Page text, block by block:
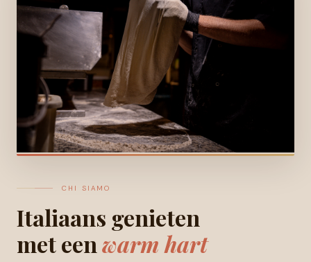
CHI SIAMO
Italiaans genieten
met eenwarm hart